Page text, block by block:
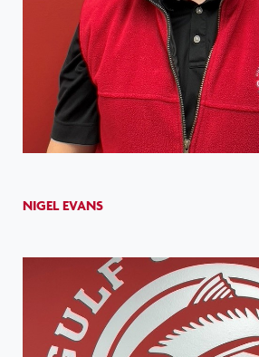
NIGEL EVANS